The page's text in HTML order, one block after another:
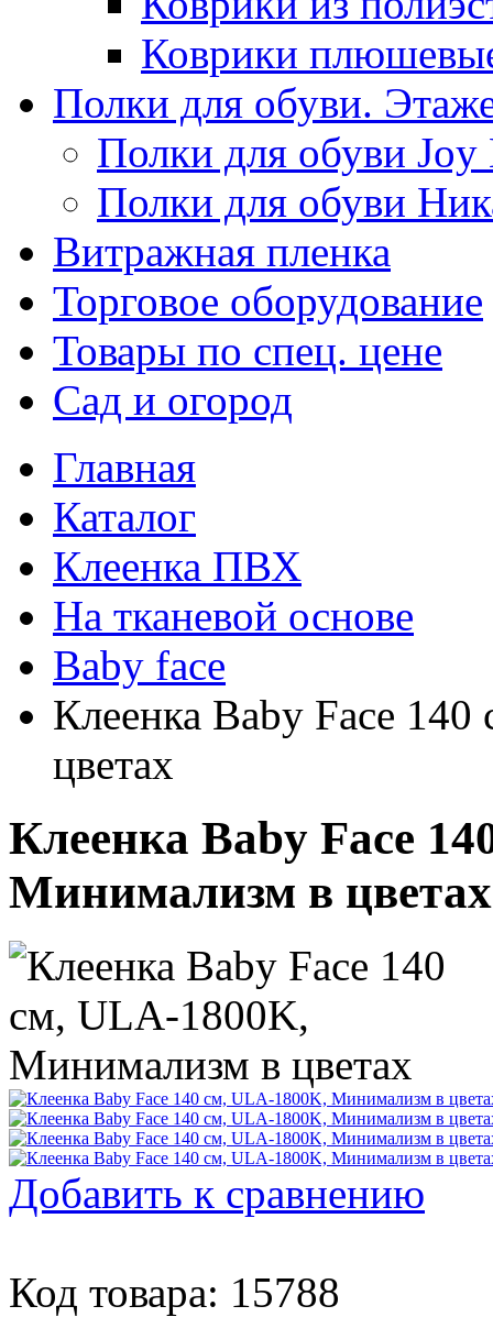
Коврики
Полки для обуви.
Полки для обуви Joy
Полки для обуви
Витражная пленка
Торговое оборудование
Товары по спец. цене
Сад и огород
Главная
Каталог
Клеенка ПВХ
На тканевой основе
Baby face
Клеенка Baby Face
цветах
Клеенка Baby Face
Минимализм в цветах
Добавить к сравнению
Код товара: 15788